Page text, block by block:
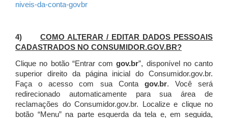
niveis-da-conta-govbr
4) COMO ALTERAR / EDITAR DADOS PESSOAIS
CADASTRADOS NO CONSUMIDOR.GOV.BR?
Clique no botão “Entrar comgov.br”, disponível no canto
superior direito da página inicial do Consumidor.gov.br.
Faça o acesso com sua Conta gov.br. Você será
redirecionado automaticamente para sua área de
reclamações do Consumidor.gov.br.
Localize e clique no
botão “Menu” na parte esquerda da tela e, em seguida,